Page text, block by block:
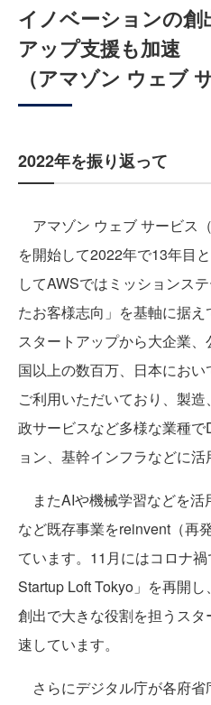
イノベーションの創
アップ支援も加速
（アマゾン ウェブ
2022年を振り返って
アマゾン ウェブ サービス
を開始して2022年で13年目
してAWSではミッションス
たお客様志向」を基軸に据え
スタートアップから大企業
国以上の数百万、日本にお
ご利用いただいており、製
政サービスなど多様な業種
ョン、基幹インフラなどに活
またAIや機械学習などを活
など既存事業をreinvent（再
ています。11月にはコロナ
Startup Loft Tokyo」を再開
創出で大きな役割を担うス
速しています。
さらにデジタル庁が各府省